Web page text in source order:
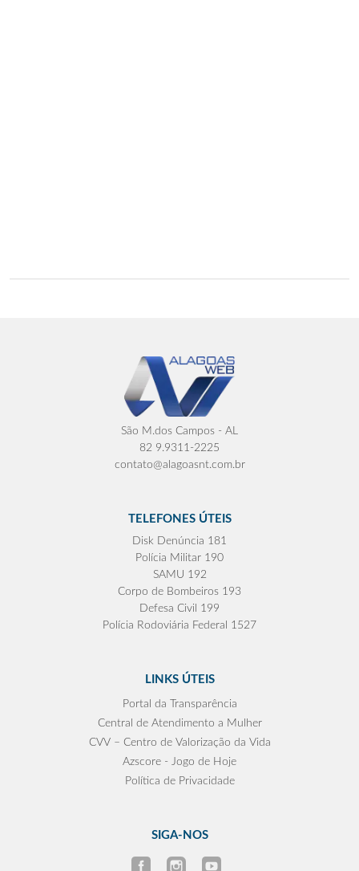
São M.dos Campos - AL
82 9.9311-2225
contato@alagoasnt.com.br
TELEFONES ÚTEIS
Disk Denúncia 181
Polícia Militar 190
SAMU 192
Corpo de Bombeiros 193
Defesa Civil 199
Polícia Rodoviária Federal 1527
LINKS ÚTEIS
Portal da Transparência
Central de Atendimento a Mulher
CVV – Centro de Valorização da Vida
Azscore - Jogo de Hoje
Política de Privacidade
SIGA-NOS